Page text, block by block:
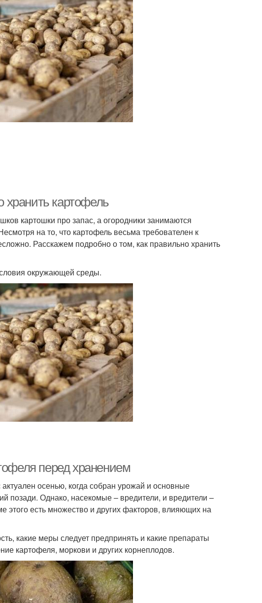
хранить картофель
картошки про запас, а огородники занимаются
на то, что картофель весьма требователен к
Расскажем подробно о том, как правильно хранить
окружающей среды.
перед хранением
осенью, когда собран урожай и основные
позади. Однако, насекомые – вредители, и вредители –
этого есть множество и других факторов, влияющих на
какие меры следует предпринять и какие препараты
картофеля, моркови и других корнеплодов.